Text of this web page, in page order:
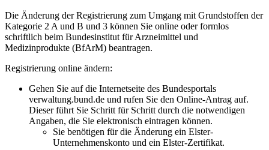
Die Änderung der Registrierung zum Umgang mit Grundstoffen der
Kategorie 2 A und B und 3 können Sie online oder formlos
schriftlich beim Bundesinstitut für Arzneimittel und
Medizinprodukte (BfArM) beantragen.
Registrierung online ändern:
Gehen Sie auf die Internetseite des Bundesportals
verwaltung.bund.de und rufen Sie den Online-Antrag auf.
Dieser führt Sie Schritt für Schritt durch die notwendigen
Angaben, die Sie elektronisch eintragen können.
Sie benötigen für die Änderung ein Elster-
Unternehmenskonto und ein Elster-Zertifikat.